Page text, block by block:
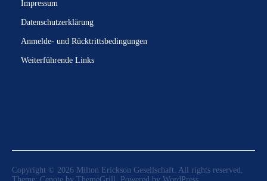
Impressum
Datenschutzerklärung
Anmelde- und Rücktrittsbedingungen
Weiterführende Links
Copyright © 2026 Milton Erickson Gesellschaft. All rights reserved.